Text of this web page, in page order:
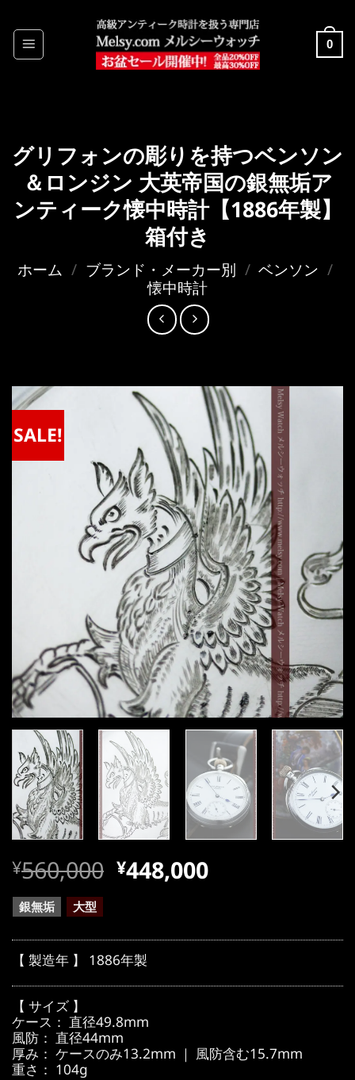
to
content
0
グリフォンの彫りを持つベンソン
＆ロンジン 大英帝国の銀無垢ア
ンティーク懐中時計【1886年製】
箱付き
ホーム / ブランド・メーカー別 / ベンソン /
懐中時計
SALE!
元
の
価
格
は
¥560,000
で
し
た。
¥560,000 現
価
格
は
で
す。
¥448,000
銀無垢 大型
【 製造年 】 1886年製
【 サイズ 】
ケース： 直径49.8mm
風防： 直径44mm
厚み： ケースのみ13.2mm ｜ 風防含む15.7mm
重さ： 104g